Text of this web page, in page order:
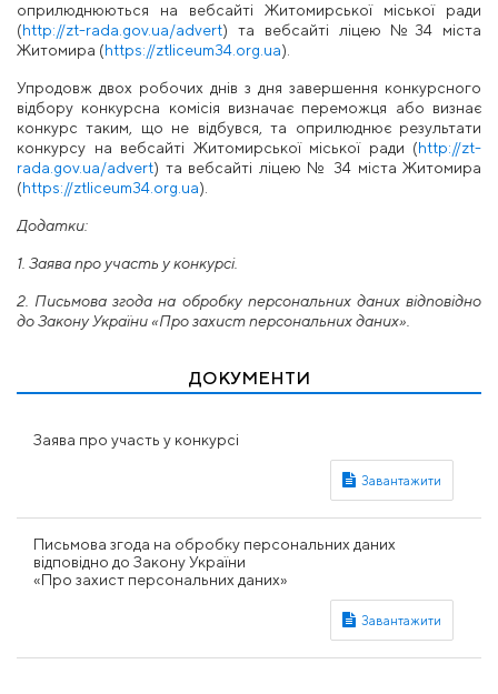
оприлюднюються на вебсайті Житомирської міської ради
(http://zt-rada.gov.ua/advert) та вебсайті ліцею №34 міста
Житомира (https://ztliceum34.org.ua).
Упродовж двох робочих днів з дня завершення конкурсного
відбору конкурсна
комісія визначає переможця або визнає
конкурс таким, що не відбувся, та оприлюднює результати
конкурсу на вебсайті Житомирської міської ради (http://zt-
rada.gov.ua/advert) та вебсайті ліцею № 34 міста Житомира
(https://ztliceum34.org.ua).
Додатки:
1. Заява про участь у конкурсі.
2. Письмова згода на обробку персональних даних відповідно
до Закону України «Прозахистперсональнихданих».
ДОКУМЕНТИ
Заява про участь у конкурсі
Письмова згода на обробку персональних даних
відповідно до Закону України
«Про захист персональних даних»